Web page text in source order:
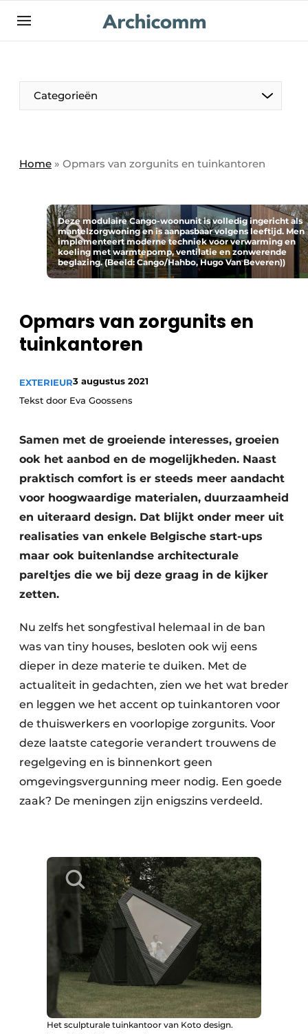
NL be-FR
Categorieën
Home » Opmars van zorgunits en tuinkantoren
Deze modulaire Cango-woonunit is volledig ingericht als
mantelzorgwoning en is aanpasbaar volgens leeftijd. Men
implementeert moderne techniek voor verwarming en
koeling met warmtepomp, ventilatie en zonwerende
beglazing. (Beeld: Cango/Hahbo, Hugo Van Beveren))
Opmars van zorgunits en
tuinkantoren
EXTERIEUR3 augustus 2021
Tekst door Eva Goossens
Samen met de groeiende interesses, groeien
ook het aanbod en de mogelijkheden. Naast
praktisch comfort is er steeds meer aandacht
voor hoogwaardige materialen, duurzaamheid
en uiteraard design. Dat blijkt onder meer uit
realisaties van enkele Belgische start-ups
maar ook buitenlandse architecturale
pareltjes die we bij deze graag in de kijker
zetten.
Nu zelfs het songfestival helemaal in de ban
was van tiny houses, besloten ook wij eens
dieper in deze materie te duiken. Met de
actualiteit in gedachten, zien we het wat breder
en leggen we het accent op tuinkantoren voor
de thuiswerkers en voorlopige zorgunits. Voor
deze laatste categorie verandert trouwens de
regelgeving en is binnenkort geen
omgevingsvergunning meer nodig. Een goede
zaak? De meningen zijn enigszins verdeeld.
Het sculpturale tuinkantoor van Koto design.